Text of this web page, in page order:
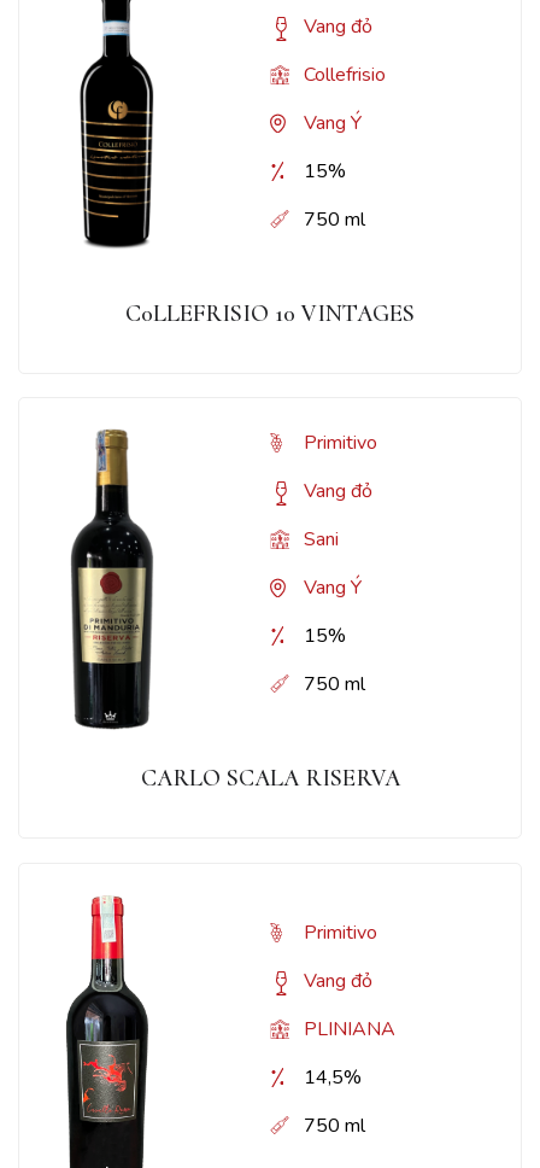
Vang đỏ
Collefrisio
Vang Ý
15%
750 ml
C0LLEFRISIO 10 VINTAGES
Primitivo
Vang đỏ
Sani
Vang Ý
15%
750 ml
CARLO SCALA RISERVA
Primitivo
Vang đỏ
PLINIANA
14,5%
750 ml